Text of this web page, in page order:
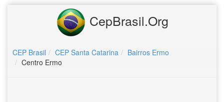
CepBrasil.Org
CEP Brasil CEP Santa Catarina
Bairros Ermo
Centro Ermo